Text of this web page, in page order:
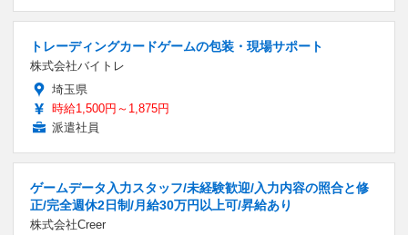
トレーディングカードゲームの包装・現場サポート
株式会社バイトレ
埼玉県
時給1,500円～1,875円
派遣社員
ゲームデータ入力スタッフ/未経験歓迎/入力内容の照合と修
正/完全週休2日制/月給30万円以上可/昇給あり
株式会社Creer